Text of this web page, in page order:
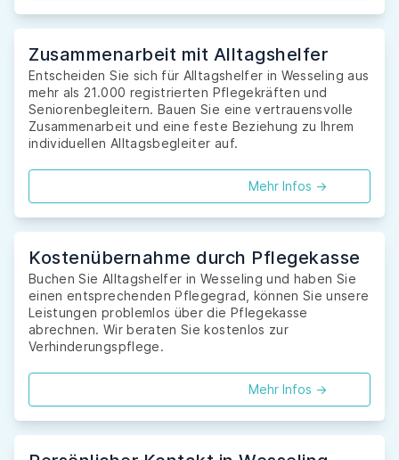
Zusammenarbeit mit Alltagshelfer
Entscheiden Sie sich für Alltagshelfer in Wesseling aus
mehr als 21.000 registrierten Pflegekräften und
Seniorenbegleitern. Bauen Sie eine vertrauensvolle
Zusammenarbeit und eine feste Beziehung zu Ihrem
individuellen Alltagsbegleiter auf.
Mehr Infos ->
Kostenübernahme durch Pflegekasse
Buchen Sie Alltagshelfer in Wesseling und haben Sie
einen entsprechenden Pflegegrad, können Sie unsere
Leistungen problemlos über die Pflegekasse
abrechnen. Wir beraten Sie kostenlos zur
Verhinderungspflege.
Mehr Infos ->